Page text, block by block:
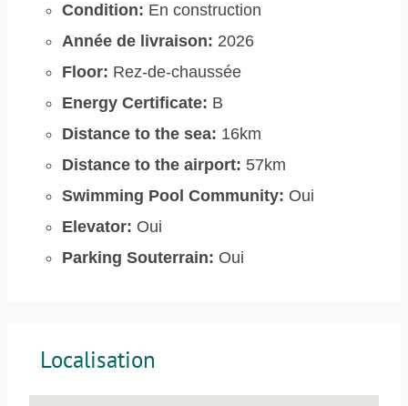
Condition: En construction
Année de livraison: 2026
Floor: Rez-de-chaussée
Energy Certificate: B
Distance to the sea: 16km
Distance to the airport: 57km
Swimming Pool Community: Oui
Elevator: Oui
Parking Souterrain: Oui
Localisation